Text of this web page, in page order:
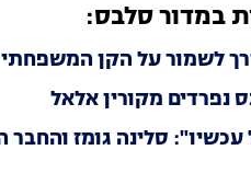
במדור סלבס:
לשמור על הקן
נפרדים מקורין אלאל
סלינה גומז והחבר